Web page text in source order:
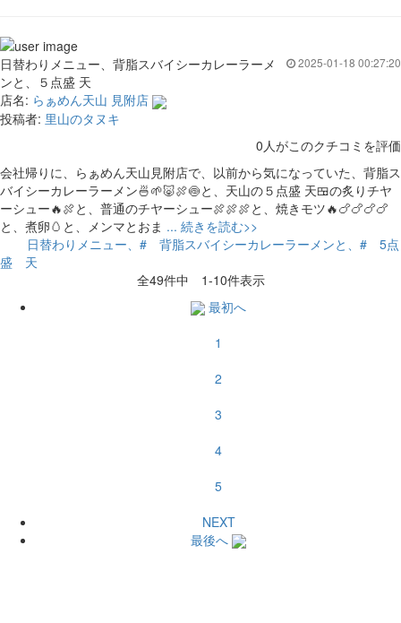
2025-01-18 00:27:20
日替わりメニュー、背脂スバイシーカレーラーメ
ンと、５点盛 天
店名: らぁめん天山 見附店
投稿者: 里山のタヌキ
0人がこのクチコミを評価
会社帰りに、らぁめん天山見附店で、以前から気になっていた、背脂ス
バイシーカレーラーメン🍜🌱🐷🍖🍥と、天山の５点盛 天🍱の炙りチヤ
ーシュー🔥🍖と、普通のチヤーシュー🍖🍖🍖と、焼きモツ🔥🍗🍗🍗🍗
と、煮卵🥚と、メンマとおま ... 続きを読む>>
日替わりメニュー、#
背脂スバイシーカレーラーメンと、#
5点
盛
天
全49件中 1-10件表示
最初へ
1
2
3
4
5
NEXT
最後へ